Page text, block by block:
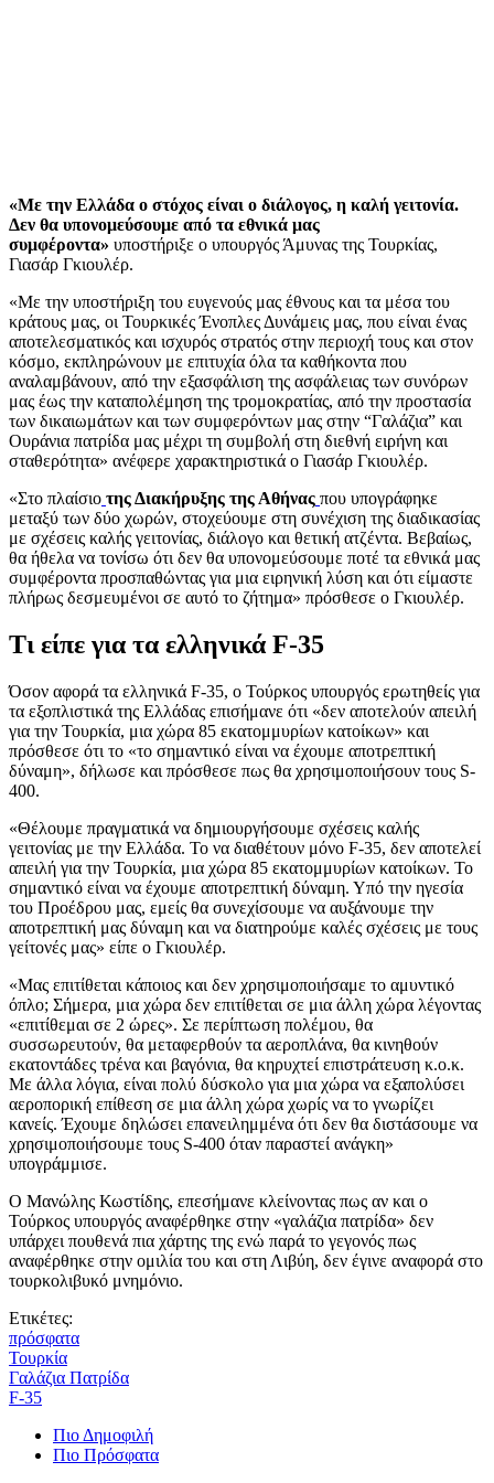
«Με την Ελλάδα ο στόχος είναι ο διάλογος, η καλή γειτονία.
Δεν θα υπονομεύσουμε από τα εθνικά μας
συμφέροντα» υποστήριξε ο υπουργός Άμυνας της Τουρκίας,
Γιασάρ Γκιουλέρ.
«Με την υποστήριξη του ευγενούς μας έθνους και τα μέσα του
κράτους μας, οι Τουρκικές Ένοπλες Δυνάμεις μας, που είναι ένας
αποτελεσματικός και ισχυρός στρατός στην περιοχή τους και στον
κόσμο, εκπληρώνουν με επιτυχία όλα τα καθήκοντα που
αναλαμβάνουν, από την εξασφάλιση της ασφάλειας των συνόρων
μας έως την καταπολέμηση της τρομοκρατίας, από την προστασία
των δικαιωμάτων και των συμφερόντων μας στην “Γαλάζια” και
Ουράνια πατρίδα μας μέχρι τη συμβολή στη διεθνή ειρήνη και
σταθερότητα» ανέφερε χαρακτηριστικά ο Γιασάρ Γκιουλέρ.
«Στο πλαίσιο της Διακήρυξης της Αθήνας που υπογράφηκε
μεταξύ των δύο χωρών, στοχεύουμε στη συνέχιση της διαδικασίας
με σχέσεις καλής γειτονίας, διάλογο και θετική ατζέντα. Βεβαίως,
θα ήθελα να τονίσω ότι δεν θα υπονομεύσουμε ποτέ τα εθνικά μας
συμφέροντα προσπαθώντας για μια ειρηνική λύση και ότι είμαστε
πλήρως δεσμευμένοι σε αυτό το ζήτημα» πρόσθεσε ο Γκιουλέρ.
Τι είπε για τα ελληνικά F-35
Όσον αφορά τα ελληνικά F-35, ο Τούρκος υπουργός ερωτηθείς για
τα εξοπλιστικά της Ελλάδας επισήμανε ότι «δεν αποτελούν απειλή
για την Τουρκία, μια χώρα 85 εκατομμυρίων κατοίκων» και
πρόσθεσε ότι το «το σημαντικό είναι να έχουμε αποτρεπτική
δύναμη», δήλωσε και πρόσθεσε πως θα χρησιμοποιήσουν τους S-
400.
«Θέλουμε πραγματικά να δημιουργήσουμε σχέσεις καλής
γειτονίας με την Ελλάδα. Το να διαθέτουν μόνο F-35, δεν αποτελεί
απειλή για την Τουρκία, μια χώρα 85 εκατομμυρίων κατοίκων. Το
σημαντικό είναι να έχουμε αποτρεπτική δύναμη. Υπό την ηγεσία
του Προέδρου μας, εμείς θα συνεχίσουμε να αυξάνουμε την
αποτρεπτική μας δύναμη και να διατηρούμε καλές σχέσεις με τους
γείτονές μας» είπε ο Γκιουλέρ.
«Μας επιτίθεται κάποιος και δεν χρησιμοποιήσαμε το αμυντικό
όπλο; Σήμερα, μια χώρα δεν επιτίθεται σε μια άλλη χώρα λέγοντας
«επιτίθεμαι σε 2 ώρες». Σε περίπτωση πολέμου, θα
συσσωρευτούν, θα μεταφερθούν τα αεροπλάνα, θα κινηθούν
εκατοντάδες τρένα και βαγόνια, θα κηρυχτεί επιστράτευση κ.ο.κ.
Με άλλα λόγια, είναι πολύ δύσκολο για μια χώρα να εξαπολύσει
αεροπορική επίθεση σε μια άλλη χώρα χωρίς να το γνωρίζει
κανείς. Έχουμε δηλώσει επανειλημμένα ότι δεν θα διστάσουμε να
χρησιμοποιήσουμε τους S-400 όταν παραστεί ανάγκη»
υπογράμμισε.
Ο Μανώλης Κωστίδης, επεσήμανε κλείνοντας πως αν και ο
Τούρκος υπουργός αναφέρθηκε στην «γαλάζια πατρίδα» δεν
υπάρχει πουθενά πια χάρτης της ενώ παρά το γεγονός πως
αναφέρθηκε στην ομιλία του και στη Λιβύη, δεν έγινε αναφορά στο
τουρκολιβυκό μνημόνιο.
Ετικέτες:
πρόσφατα
Τουρκία
Γαλάζια Πατρίδα
F-35
Πιο Δημοφιλή
Πιο Πρόσφατα